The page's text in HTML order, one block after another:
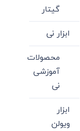
گیتار
ابزار نی
محصولات
آموزشی
نی
ابزار
ویولن